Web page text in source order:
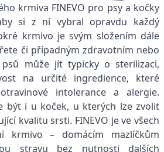
krmiva FINEVO pro psy a kočky
si z ní vybral opravdu každý
krmivo je svým složením dále
či případným zdravotním nebo
může jít typicky o sterilizaci,
na určité ingredience, které
intolerance a alergie.
být i u koček, u kterých lze zvolit
kvalitu srsti. FINEVO je ve všech
krmivo – domácím mazlíčkům
stravu bez nutnosti dalších